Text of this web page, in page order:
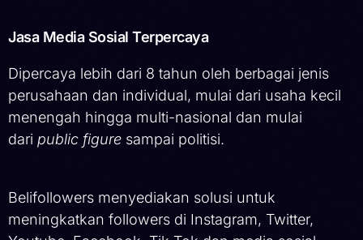
Jasa Media Sosial Terpercaya
Dipercaya lebih dari 8 tahun oleh berbagai jenis
perusahaan dan individual, mulai dari usaha kecil
menengah hingga multi-nasional dan mulai
dari public figure sampai politisi.
Belifollowers menyediakan solusi untuk
meningkatkan followers di Instagram, Twitter,